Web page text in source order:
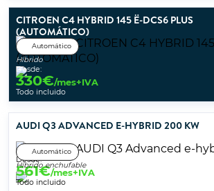
CITROEN C4 HYBRID 145 Ë-DCS6 PLUS
(AUTOMÁTICO)
Automático
Híbrido
Desde:
330€/mes+IVA
Todo incluido
AUDI Q3 ADVANCED E-HYBRID 200 KW
Automático
Híbrido enchufable
Desde:
561€/mes+IVA
Todo incluido